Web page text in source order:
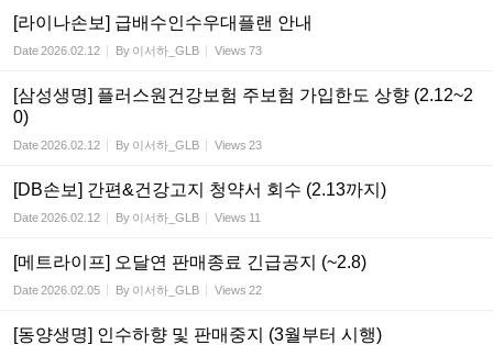
[라이나손보] 급배수인수우대플랜 안내
Date2026.02.12 By 이서하_GLB Views 73
[삼성생명] 플러스원건강보험 주보험 가입한도 상향 (2.12~2
0)
Date2026.02.12 By 이서하_GLB Views 23
[DB손보] 간편&건강고지 청약서 회수 (2.13까지)
Date2026.02.12 By 이서하_GLB Views 11
[메트라이프] 오달연 판매종료 긴급공지 (~2.8)
Date2026.02.05 By 이서하_GLB Views 22
[동양생명] 인수하향 및 판매중지 (3월부터 시행)